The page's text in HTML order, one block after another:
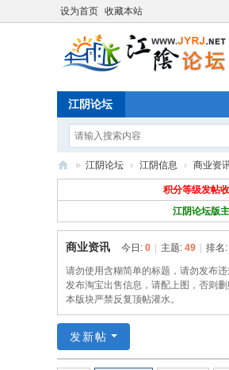
设为首页 收藏本站
江阴论坛
论
» 江阴论坛 › 江阴信息 › 商业资
积分等级发帖
江阴论坛版
商业资讯 今日: 0 主题: 49 排名:
请勿使用含糊简单的标题，请勿发布
发布淘宝出售信息，请配上图，否则
本版块严禁反复顶帖灌水。
发新帖